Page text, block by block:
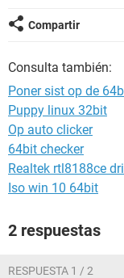
Compartir
Consulta también:
Poner sist op de
Puppy linux 32bit
Op auto clicker
64bit checker
Realtek rtl8188ce
Iso win 10 64bit
2 respuestas
RESPUESTA 1 / 2